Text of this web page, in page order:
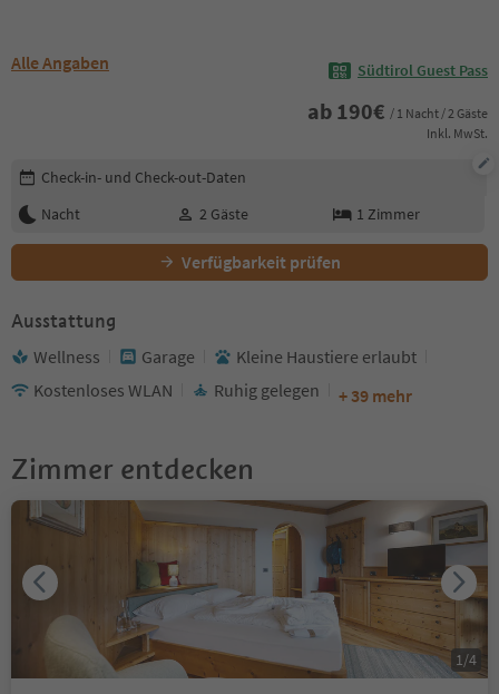
Alle Angaben Südtirol Guest Pass
ab 190€ / 1 Nacht / 2 Gäste
Inkl. MwSt.
Buchungsdetails bearbeiten
Check-in- und Check-out-Daten
Nacht
2 Gäste 1 Zimmer
Verfügbarkeit prüfen
Ausstattung
Wellness Garage
Kleine Haustiere erlaubt
Kostenloses WLAN
Ruhig gelegen + 39 mehr
Zimmer entdecken
1 /4